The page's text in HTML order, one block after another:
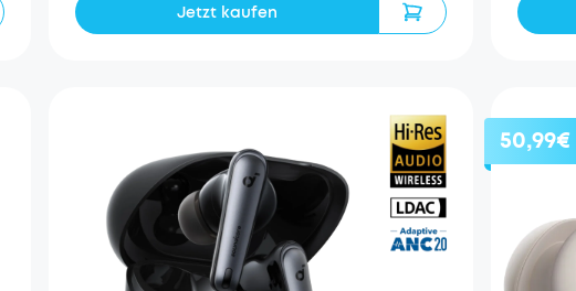
Jetzt kaufen
50,99€